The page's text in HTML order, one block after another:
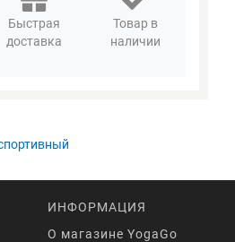
Быстрая
доставка
Товар в
наличии
ИНФОРМАЦИЯ
О магазине YogaGo